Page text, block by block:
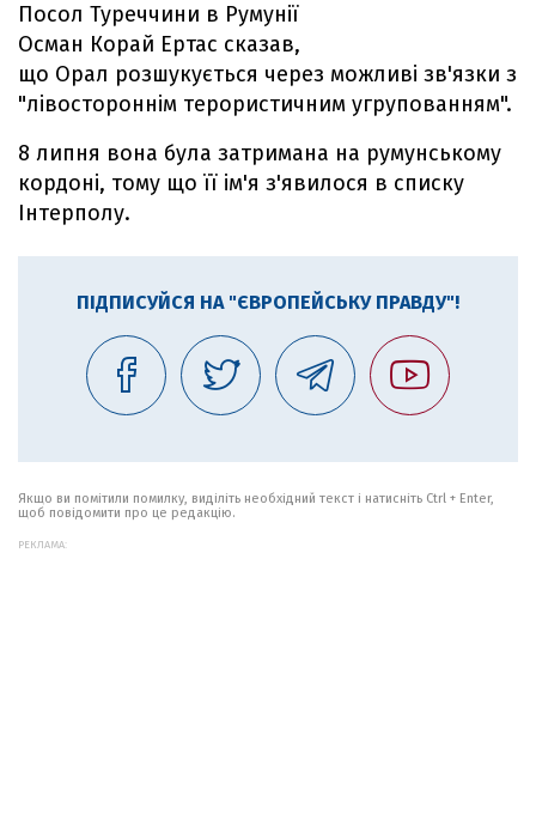
Посол Туреччини в Румунії
Осман Корай Ертас сказав,
що Орал розшукується через можливі зв'язки з
"лівостороннім терористичним угрупованням".
8 липня вона була затримана на румунському
кордоні, тому що її ім'я з'явилося в списку
Інтерполу.
ПІДПИСУЙСЯ НА "ЄВРОПЕЙСЬКУ ПРАВДУ"!
Якщо ви помітили помилку, виділіть необхідний текст і натисніть Ctrl + Enter,
щоб повідомити про це редакцію.
РЕКЛАМА: